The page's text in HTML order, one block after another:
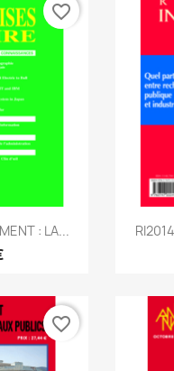
: LA...
favorite_border
favorite_border